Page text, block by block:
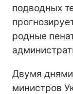
подводных
родные
Двумя
министров